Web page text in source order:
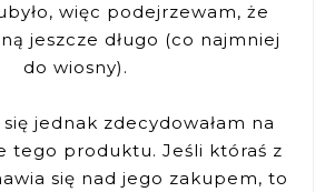
więc podejrzewam, że
jeszcze długo (co najmniej
do wiosny).
się jednak zdecydowałam na
tego produktu. Jeśli któraś z
się nad jego zakupem, to